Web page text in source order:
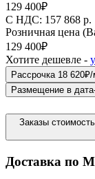
129 400₽
C НДС: 157 868 р.
Розничная цена
129 400₽
Хотите дешевле -
Рассрочка 18
Размещение в
Заказы
Доставка по